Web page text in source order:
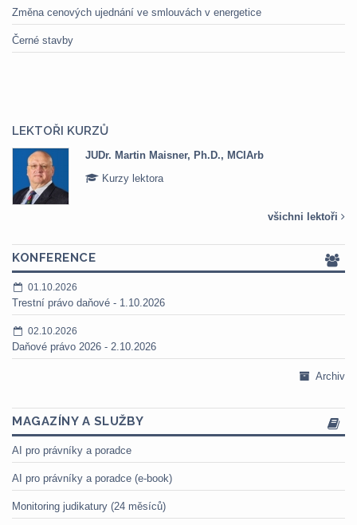
Změna cenových ujednání ve smlouvách v energetice
Černé stavby
LEKTOŘI KURZŮ
Mgr. Marek Bednář
Kurzy lektora
všichni lektoři
KONFERENCE
01.10.2026
Trestní právo daňové - 1.10.2026
02.10.2026
Daňové právo 2026 - 2.10.2026
Archiv
MAGAZÍNY A SLUŽBY
AI pro právníky a poradce
AI pro právníky a poradce (e-book)
Monitoring judikatury (24 měsíců)